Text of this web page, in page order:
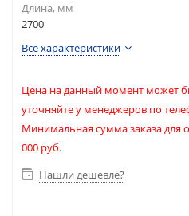
Длина, мм
2700
Все характеристики
Цена на данный момент может
уточняйте у менеджеров по
Минимальная сумма заказа для
000 руб.
Нашли дешевле?